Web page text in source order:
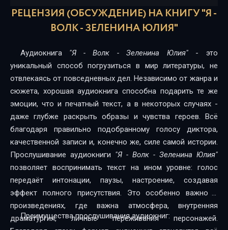
РЕЦЕНЗИЯ (ОБСУЖДЕНИЕ) НА КНИГУ "Я -
ВОЛК - ЗЕЛЕНИНА ЮЛИЯ"
Аудиокнига "Я - Волк - Зеленина Юлия"- это
уникальный способ погрузиться в мир литературы, не
отвлекаясь от повседневных дел. Независимо от жанра и
сюжета, хорошая аудиокнига способна подарить те же
эмоции, что и печатный текст, а в некоторых случаях -
даже глубже раскрыть образы и чувства героев. Всё
благодаря правильно подобранному голосу диктора,
качественной записи и, конечно же, силе самой истории.
Прослушивание аудиокниги "Я - Волк - Зеленина Юлия"
позволяет воспринимать текст на ином уровне: голос
передаёт интонации, паузы, настроение, создавая
эффект полного присутствия. Это особенно важно в
произведениях, где важна атмосфера, внутренняя
драматургия, личные переживания персонажей.
Преимущества прослушивания аудиокниг: